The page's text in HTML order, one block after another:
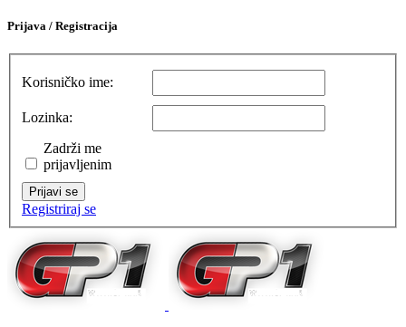
Prijava / Registracija
Korisničko ime:
Lozinka:
Zadrži me
prijavljenim
Prijavi se
Registriraj se